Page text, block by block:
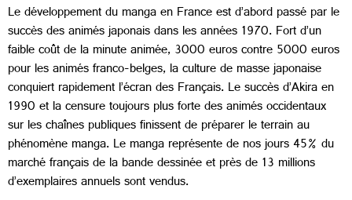
Le développement du manga en France est d’abord passé par le
succès des animés japonais dans les années 1970. Fort d’un
faible coût de la minute animée, 3000 euros contre 5000 euros
pour les animés franco-belges, la culture de masse japonaise
conquiert rapidement l’écran des Français. Le succès d’Akira en
1990 et la censure toujours plus forte des animés occidentaux
sur les chaînes publiques finissent de préparer le terrain au
phénomène manga. Le manga représente de nos jours 45% du
marché français de la bande dessinée et près de 13 millions
d’exemplaires annuels sont vendus.